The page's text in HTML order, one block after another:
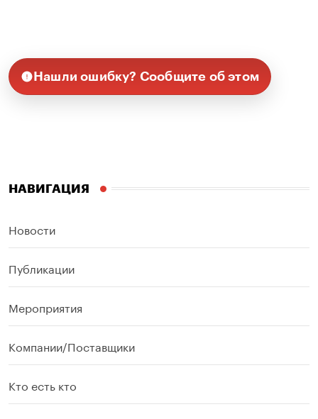
Нашли ошибку? Сообщите об этом
НАВИГАЦИЯ
Новости
Публикации
Мероприятия
Компании/Поставщики
Кто есть кто